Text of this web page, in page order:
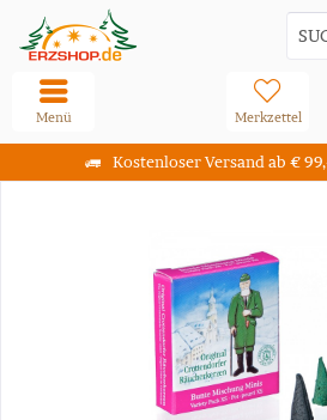
Kostenloser Versand ab €
Merkzettel
Menü